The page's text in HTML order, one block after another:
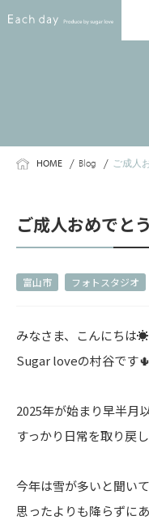
HOME Blog ご成人
ご成人おめでと
富山市 フォトスタジオ
みなさま、こんにちは☀️
Sugar loveの村谷です🌵
2025年が始まり早半月
すっかり日常を取り戻
今年は雪が多いと聞い
思ったよりも降らずに